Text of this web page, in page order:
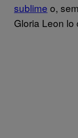
sublime o,
Gloria Leon lo